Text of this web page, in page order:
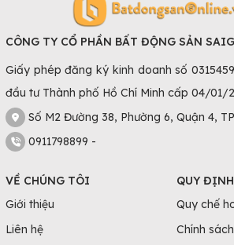
CÔNG TY CỔ PHẦN BẤT ĐỘNG SẢN
Giấy phép đăng ký kinh doanh số
đầu tư Thành phố Hồ Chí Minh cấp 04/01/
Số M2 Đường 38, Phường 6, Quận 4,
0911798899 -
VỀ CHÚNG TÔI
Giới thiệu
Liên hệ
QUY ĐỊNH
Quy chế
Chính